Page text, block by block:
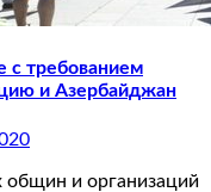
с требованием
и Азербайджан
общин и организаций